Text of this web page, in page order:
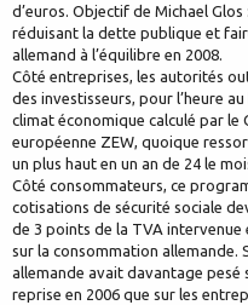
d’euros. Objectif de Michael
réduisant la dette publique et
allemand à l’équilibre en 2008.
Côté entreprises, les autorités
des investisseurs, pour l’heure
climat économique calculé par le
européenne ZEW, quoique
un plus haut en un an de 24 le
Côté consommateurs, ce
cotisations de sécurité sociale
de 3 points de la TVA intervenue
sur la consommation allemande.
allemande avait davantage pesé
reprise en 2006 que sur les